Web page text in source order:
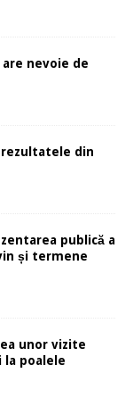
nevoie de
din
publică a
și termene
unor vizite
poalele